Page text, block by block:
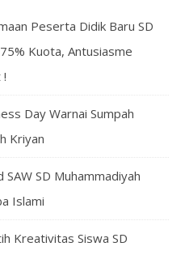
Peserta Didik Baru SD
Kuota, Antusiasme
Day Warnai Sumpah
Kriyan
SD Muhammadiyah
Islami
Kreativitas Siswa SD